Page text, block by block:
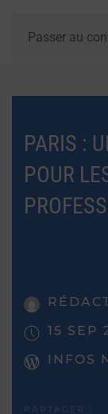
Passer au
PARIS :
POUR
15 SEP
INFOS